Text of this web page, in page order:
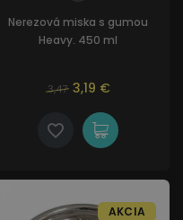
Nerezová miska s gumou
Heavy. 450 ml
3,47 3,19 €
AKCIA